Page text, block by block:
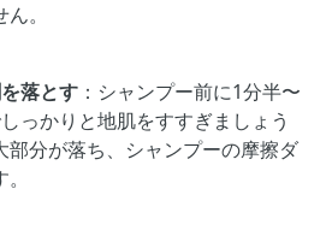
。
落とす ：シャンプー前に1分半〜
っかりと地肌をすすぎましょう
部分が落ち、シャンプーの摩擦ダ